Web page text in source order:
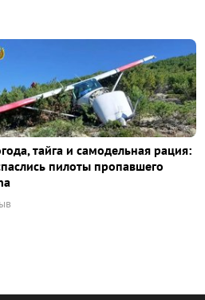
тайга и самодельная рация:
пилоты пропавшего